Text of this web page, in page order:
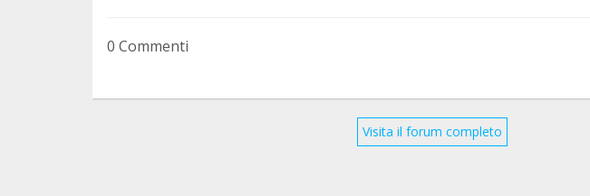
0 Commenti
Visita il forum completo